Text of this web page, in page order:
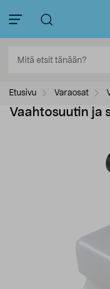
Etusivu Varaosat
Vaahtosuutin ja